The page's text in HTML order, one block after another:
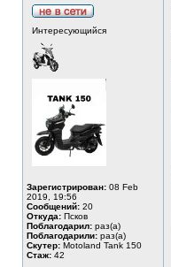
Интересующийся
Зарегистрирован: 08 Feb
2019, 19:56
Сообщений: 20
Откуда: Псков
Поблагодарил: раз(а)
Поблагодарили: раз(а)
Скутер: Motoland Tank 150
Стаж: 42